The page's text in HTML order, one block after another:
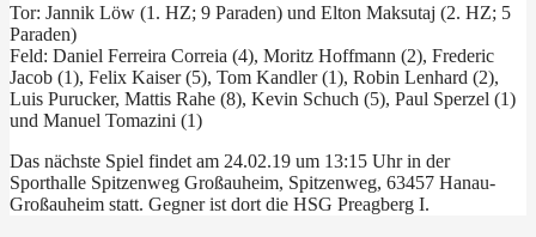
Tor: Jannik Löw (1. HZ; 9 Paraden) und Elton Maksutaj (2. HZ; 5
Paraden)
Feld: Daniel Ferreira Correia (4), Moritz Hoffmann (2), Frederic
Jacob (1), Felix Kaiser (5), Tom Kandler (1), Robin Lenhard (2),
Luis Purucker, Mattis Rahe (8), Kevin Schuch (5), Paul Sperzel (1)
und Manuel Tomazini (1)
Das nächste Spiel findet am 24.02.19 um 13:15 Uhr in der
Sporthalle Spitzenweg Großauheim, Spitzenweg, 63457 Hanau-
Großauheim statt. Gegner ist dort die HSG Preagberg I.